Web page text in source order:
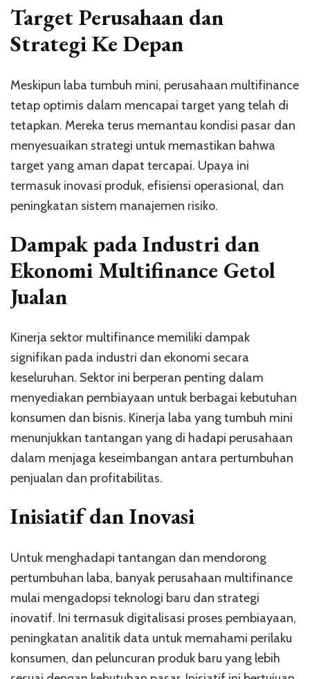
Target Perusahaan dan
Strategi Ke Depan
Meskipun laba tumbuh mini, perusahaan multifinance
tetap optimis dalam mencapai target yang telah di
tetapkan. Mereka terus memantau kondisi pasar dan
menyesuaikan strategi untuk memastikan bahwa
target yang aman dapat tercapai. Upaya ini
termasuk inovasi produk, efisiensi operasional, dan
peningkatan sistem manajemen risiko.
Dampak pada Industri dan
Ekonomi Multifinance Getol
Jualan
Kinerja sektor multifinance memiliki dampak
signifikan pada industri dan ekonomi secara
keseluruhan. Sektor ini berperan penting dalam
menyediakan pembiayaan untuk berbagai kebutuhan
konsumen dan bisnis. Kinerja laba yang tumbuh mini
menunjukkan tantangan yang di hadapi perusahaan
dalam menjaga keseimbangan antara pertumbuhan
penjualan dan profitabilitas.
Inisiatif dan Inovasi
Untuk menghadapi tantangan dan mendorong
pertumbuhan laba, banyak perusahaan multifinance
mulai mengadopsi teknologi baru dan strategi
inovatif. Ini termasuk digitalisasi proses pembiayaan,
peningkatan analitik data untuk memahami perilaku
konsumen, dan peluncuran produk baru yang lebih